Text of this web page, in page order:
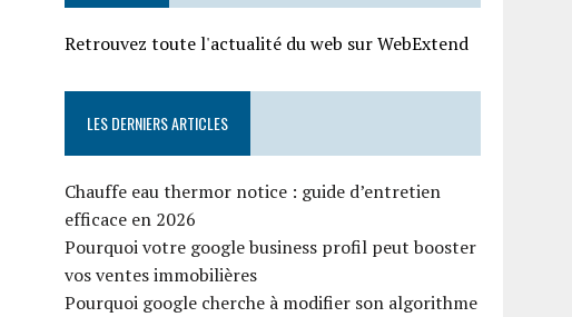
Retrouvez toute l'actualité du web sur WebExtend
LES DERNIERS ARTICLES
Chauffe eau thermor notice : guide d’entretien
efficace en 2026
Pourquoi votre google business profil peut booster
vos ventes immobilières
Pourquoi google cherche à modifier son algorithme